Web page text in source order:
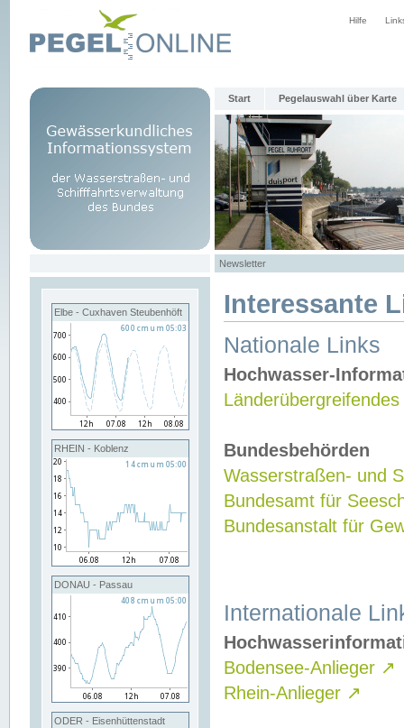
Hilfe
Start Pegelauswahl über Karte
Newsletter
Elbe - Cuxhaven Steubenhöft
RHEIN - Koblenz
DONAU - Passau
ODER - Eisenhüttenstadt
Interessante
Nationale Links
Hochwasser-
Bundesbehörden
Wasserstraßen- und
Bundesamt für
Bundesanstalt für
Internationale
Bodensee-Anlieger ↗
Rhein-Anlieger ↗